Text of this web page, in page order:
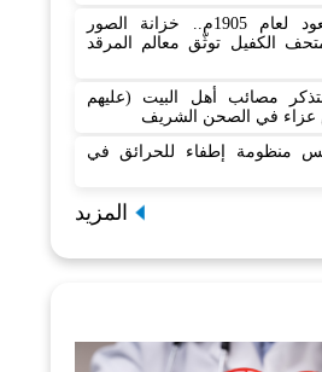
من بينها لقطة تعود لعام 1905م.. خزانة الصور
الكفيل توثّق معالم المرقد
مصائب أهل البيت (عليهم
عزاء في الصحن الشريف
منظومة إطفاء للحرائق في
المزيد